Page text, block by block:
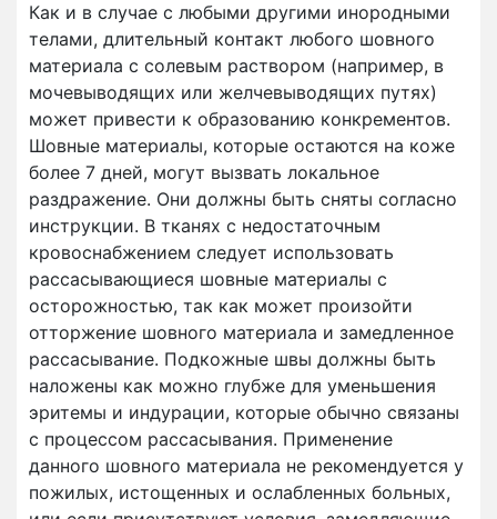
Как и в случае с любыми другими инородными
телами, длительный контакт любого шовного
материала с солевым раствором (например, в
мочевыводящих или желчевыводящих путях)
может привести к образованию конкрементов.
Шовные материалы, которые остаются на коже
более 7 дней, могут вызвать локальное
раздражение. Они должны быть сняты согласно
инструкции. В тканях с недостаточным
кровоснабжением следует использовать
рассасывающиеся шовные материалы с
осторожностью, так как может произойти
отторжение шовного материала и замедленное
рассасывание. Подкожные швы должны быть
наложены как можно глубже для уменьшения
эритемы и индурации, которые обычно связаны
с процессом рассасывания. Применение
данного шовного материала не рекомендуется у
пожилых, истощенных и ослабленных больных,